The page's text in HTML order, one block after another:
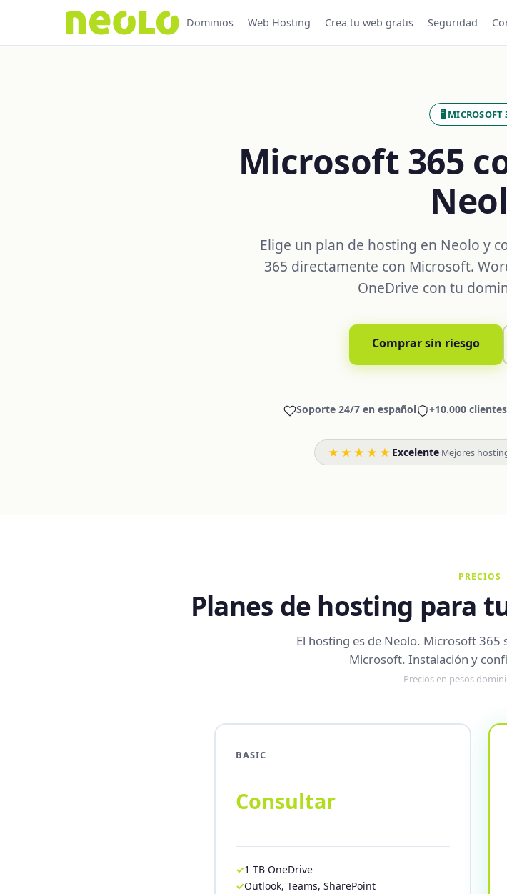
Dominios Web Hosting Crea tu web gratis Seguridad
🖥️ MICROSOFT
Microsoft 365
Elige un plan de hosting en Neolo y
365 directamente con Microsoft.
OneDrive con tu
Comprar sin riesgo
Soporte 24/7 en español +10.000
★★★★★ Excelente Mejores
PRECIOS
Planes de hosting para
El hosting es de Neolo. Microsoft
Microsoft. Instalación y
Precios en pesos
BASIC
Consultar
1 TB OneDrive
Outlook, Teams, SharePoint